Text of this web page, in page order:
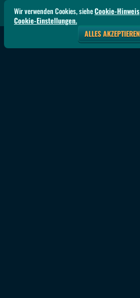
Wir verwenden Cookies, sieheCookie-Hinweis
Cookie-Einstellungen.
ALLES AKZEPTIEREN